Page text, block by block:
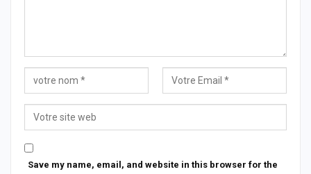
Save my name, email, and website in this browser for the